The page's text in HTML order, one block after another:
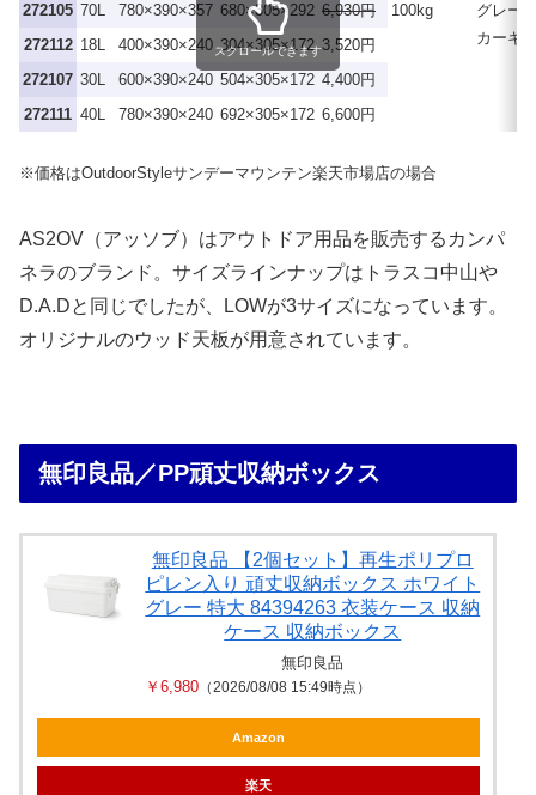
100kg
グレー
カーキ
272105 70L 780×390×357 680×305×292 6,930円
272112 18L 400×390×240 304×305×172 3,520円
272107 30L 600×390×240 504×305×172 4,400円
272111 40L 780×390×240 692×305×172 6,600円
スクロールできます
※価格はOutdoorStyleサンデーマウンテン楽天市場店の場合
AS2OV（アッソブ）はアウトドア用品を販売するカンパ
ネラのブランド。サイズラインナップはトラスコ中山や
D.A.Dと同じでしたが、LOWが3サイズになっています。
オリジナルのウッド天板が用意されています。
無印良品／PP頑丈収納ボックス
無印良品 【2個セット】再生ポリプロ
ピレン入り 頑丈収納ボックス ホワイト
グレー 特大 84394263 衣装ケース 収納
ケース 収納ボックス
無印良品
￥6,980 （2026/08/08 15:49時点）
Amazon
楽天